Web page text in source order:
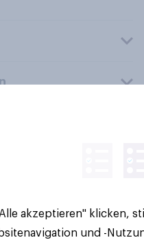
Rechte vorbehalten.
akzeptieren" klicken,
und -